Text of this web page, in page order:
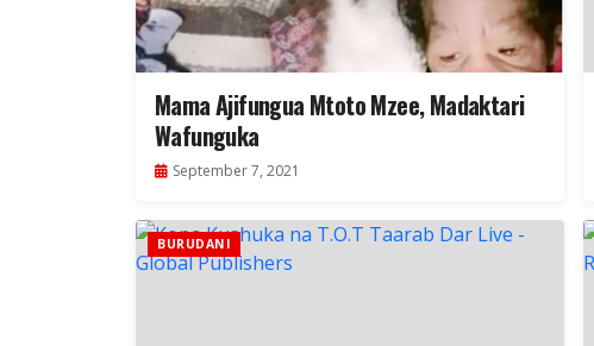
Mama Ajifungua Mtoto Mzee, Madaktari
Wafunguka
September 7, 2021
BURUDANI